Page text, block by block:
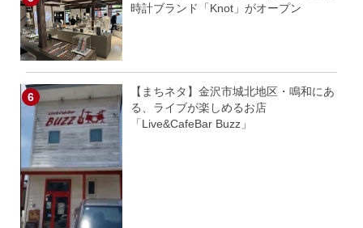
時計ブランド「Knot」がオープン
【まちネタ】金沢市城北地区・鳴和にあ
る、ライブが楽しめるお店
「Live&CafeBar Buzz」